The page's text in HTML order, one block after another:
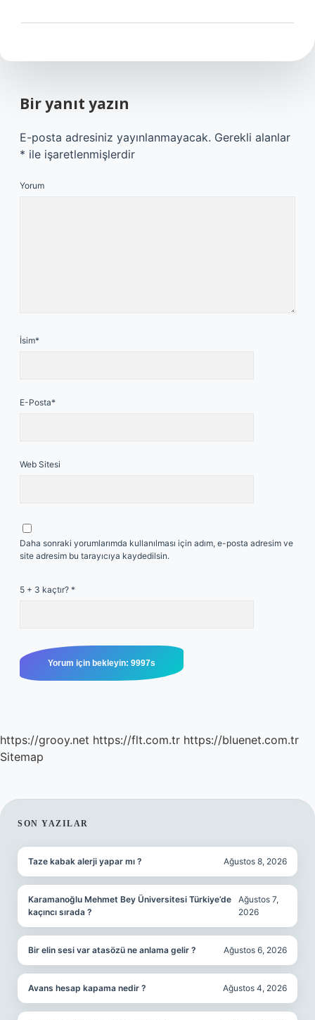
Bir yanıt yazın
E-posta adresiniz yayınlanmayacak. Gerekli alanlar
* ile işaretlenmişlerdir
Yorum
İsim*
E-Posta*
Web Sitesi
Daha sonraki yorumlarımda kullanılması için adım, e-posta adresim ve
site adresim bu tarayıcıya kaydedilsin.
5 + 3 kaçtır? *
https://grooy.net https://flt.com.tr https://bluenet.com.tr
Sitemap
SIDEBAR
SON YAZILAR
Taze kabak alerji yapar mı ? Ağustos 8, 2026
Karamanoğlu Mehmet Bey Üniversitesi Türkiye’de
kaçıncı sırada ?
Ağustos 7,
2026
Bir elin sesi var atasözü ne anlama gelir ? Ağustos 6, 2026
Avans hesap kapama nedir ? Ağustos 4, 2026